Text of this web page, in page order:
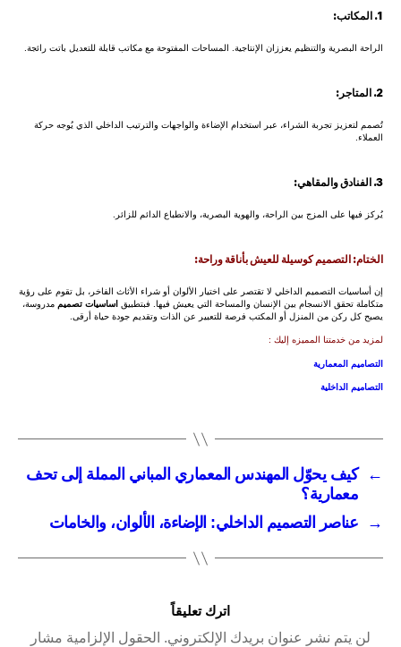
1. المكاتب:
الراحة البصرية والتنظيم يعززان الإنتاجية. المساحات المفتوحة مع مكاتب قابلة للتعديل باتت رائجة.
2. المتاجر:
تُصمم لتعزيز تجربة الشراء، عبر استخدام الإضاءة والواجهات والترتيب الداخلي الذي يُوجه حركة
العملاء.
3. الفنادق والمقاهي:
يُركز فيها على المزج بين الراحة، والهوية البصرية، والانطباع الدائم للزائر.
الختام: التصميم كوسيلة للعيش بأناقة وراحة:
إن أساسيات التصميم الداخلي لا تقتصر على اختيار الألوان أو شراء الأثاث الفاخر، بل تقوم على رؤية
متكاملة تحقق الانسجام بين الإنسان والمساحة التي يعيش فيها. فبتطبيق
اساسيات تصميم مدروسة،
يصبح كل ركن من المنزل أو المكتب فرصة للتعبير عن الذات وتقديم جودة حياة أرقى.
لمزيد من خدمتنا المميزه إليك :
التصاميم المعمارية
التصاميم الداخلية
←
كيف يحوّل المهندس المعماري المباني المملة إلى تحف
معمارية؟
→
عناصر التصميم الداخلي: الإضاءة، الألوان، والخامات
اترك تعليقاً
لن يتم نشر عنوان بريدك الإلكتروني. الحقول الإلزامية مشار